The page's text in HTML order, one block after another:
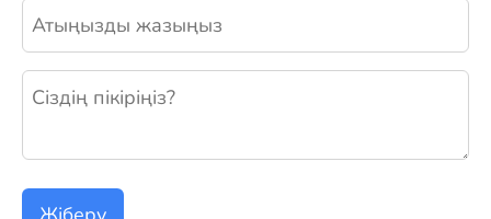
Жаңа пікір қалдыру